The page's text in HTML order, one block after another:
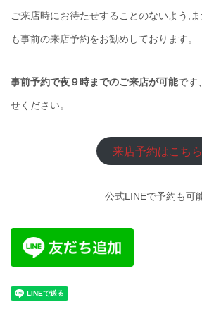
ご来店時にお待たせすることのないよう,
も事前の来店予約をお勧めしております。
事前予約で夜９時までのご来店が可能です
せください。
来店予約はこちら
公式LINEで予約も可